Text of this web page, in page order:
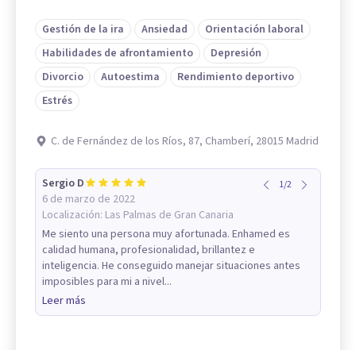
Gestión de la ira Ansiedad
Orientación laboral
Habilidades de afrontamiento
Depresión
Divorcio
Autoestima
Rendimiento deportivo
Estrés
C. de Fernández de los Ríos, 87, Chamberí, 28015 Madrid
Sergio D
6 de marzo de 2022
Localización: Las Palmas de Gran Canaria
1/2
Me siento una persona muy afortunada. Enhamed es
calidad humana, profesionalidad, brillantez e
inteligencia. He conseguido manejar situaciones antes
imposibles para mi a nivel...
Leer más